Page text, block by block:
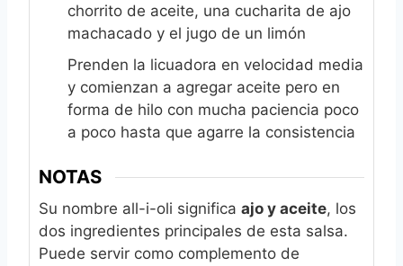
chorrito de aceite, una cucharita de ajo
machacado y el jugo de un limón
Prenden la licuadora en velocidad media
y comienzan a agregar aceite pero en
forma de hilo con mucha paciencia poco
a poco hasta que agarre la consistencia
NOTAS
Su nombre all-i-oli significa ajo y aceite, los
dos ingredientes principales de esta salsa.
Puede servir como complemento de